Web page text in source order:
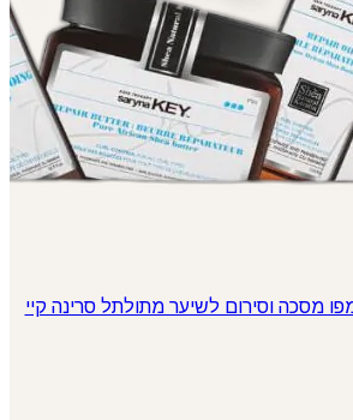
מסכה וסירום לשיער מתולתל סרינה קיי